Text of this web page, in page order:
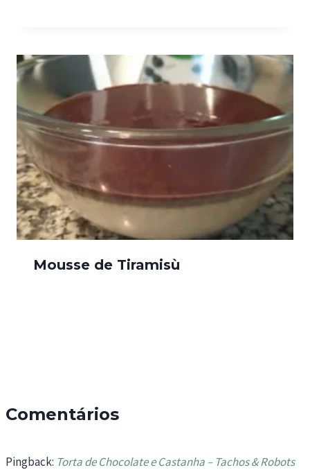
Mousse de Tiramisù
Comentários
Pingback: Torta de Chocolate e Castanha – Tachos & Robots